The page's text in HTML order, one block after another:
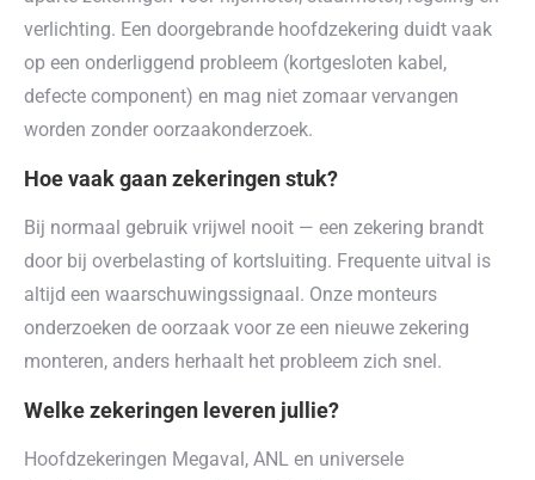
verlichting. Een doorgebrande hoofdzekering duidt vaak
op een onderliggend probleem (kortgesloten kabel,
defecte component) en mag niet zomaar vervangen
worden zonder oorzaakonderzoek.
Hoe vaak gaan zekeringen stuk?
Bij normaal gebruik vrijwel nooit — een zekering brandt
door bij overbelasting of kortsluiting. Frequente uitval is
altijd een waarschuwingssignaal. Onze monteurs
onderzoeken de oorzaak voor ze een nieuwe zekering
monteren, anders herhaalt het probleem zich snel.
Welke zekeringen leveren jullie?
Hoofdzekeringen Megaval, ANL en universele